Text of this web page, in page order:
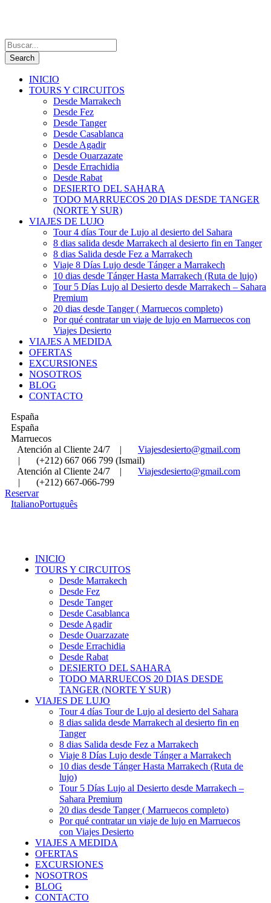
INICIO
TOURS Y CIRCUITOS
Desde Marrakech
Desde Fez
Desde Tanger
Desde Casablanca
Desde Agadir
Desde Ouarzazate
Desde Errachidia
Desde Rabat
DESIERTO DEL SAHARA
TODO MARRUECOS 20 DIAS DESDE TANGER
(NORTE Y SUR)
VIAJES DE LUJO
Tour 4 días Tour de Lujo al desierto del Sahara
8 dias salida desde Marrakech al desierto fin en Tanger
8 dias Salida desde Fez a Marrakech
Viaje 8 Días Lujo desde Tánger a Marrakech
10 dias desde Tánger Hasta Marrakech (Ruta de lujo)
Tour 5 Días Lujo al Desierto desde Marrakech – Sahara
Premium
20 dias desde Tanger ( Marruecos completo)
Por qué contratar un viaje de lujo en Marruecos con
Viajes Desierto
VIAJES A MEDIDA
OFERTAS
EXCURSIONES
NOSOTROS
BLOG
CONTACTO
España
España
Marruecos
Atención al Cliente 24/7
|
Viajesdesierto@gmail.com
|
(+212) 667 066 799 (Ismail)
Atención al Cliente 24/7
|
Viajesdesierto@gmail.com
|
(+212) 667-066-799
Reservar
ItalianoPortuguês
INICIO
TOURS Y CIRCUITOS
Desde Marrakech
Desde Fez
Desde Tanger
Desde Casablanca
Desde Agadir
Desde Ouarzazate
Desde Errachidia
Desde Rabat
DESIERTO DEL SAHARA
TODO MARRUECOS 20 DIAS DESDE
TANGER (NORTE Y SUR)
VIAJES DE LUJO
Tour 4 días Tour de Lujo al desierto del Sahara
8 dias salida desde Marrakech al desierto fin en
Tanger
8 dias Salida desde Fez a Marrakech
Viaje 8 Días Lujo desde Tánger a Marrakech
10 dias desde Tánger Hasta Marrakech (Ruta de
lujo)
Tour 5 Días Lujo al Desierto desde Marrakech –
Sahara Premium
20 dias desde Tanger ( Marruecos completo)
Por qué contratar un viaje de lujo en Marruecos
con Viajes Desierto
VIAJES A MEDIDA
OFERTAS
EXCURSIONES
NOSOTROS
BLOG
CONTACTO